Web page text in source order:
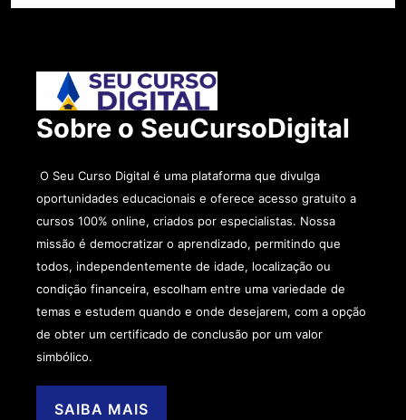
Sobre o SeuCursoDigital
O Seu Curso Digital é uma plataforma que divulga
oportunidades educacionais e oferece acesso gratuito a
cursos 100% online, criados por especialistas. Nossa
missão é democratizar o aprendizado, permitindo que
todos, independentemente de idade, localização ou
condição financeira, escolham entre uma variedade de
temas e estudem quando e onde desejarem, com a opção
de obter um certificado de conclusão por um valor
simbólico.
SAIBA MAIS